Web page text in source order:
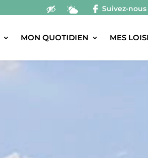
Suivez-nous
MON QUOTIDIEN MES